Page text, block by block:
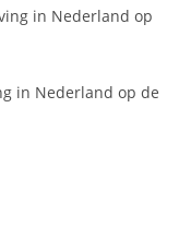
in Nederland op
in Nederland op de